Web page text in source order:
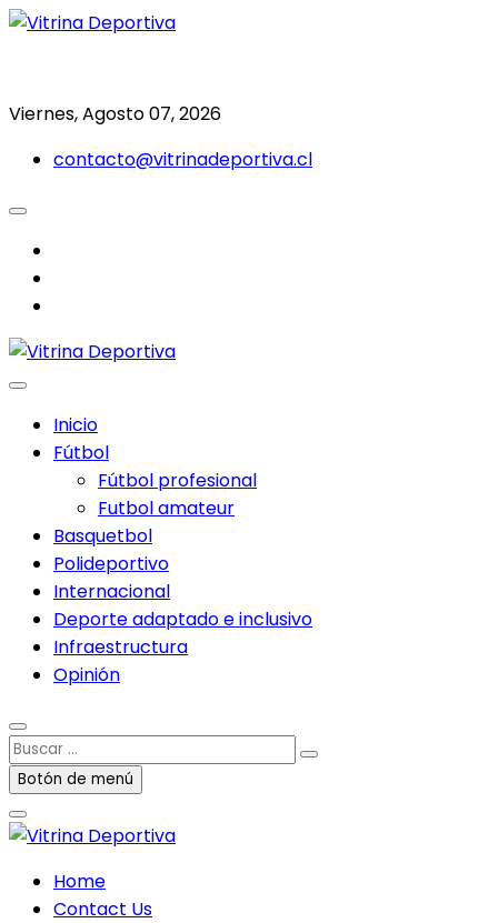
Saltar
Viernes, Agosto 07, 2026
contacto@vitrinadeportiva.cl
Inicio
Fútbol
Fútbol profesional
Futbol amateur
Basquetbol
Polideportivo
Internacional
Deporte adaptado e inclusivo
Infraestructura
Opinión
Buscar
…Botón de menú
Home
Contact Us